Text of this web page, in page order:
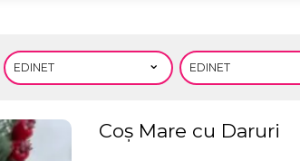
Coș Mare cu Daruri